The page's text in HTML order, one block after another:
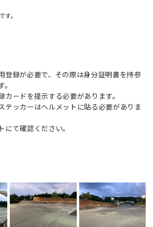
。
登録が必要で、その際は身分証明書を持参
カードを提示する必要があります。
テッカーはヘルメットに貼る必要がありま
て確認ください。